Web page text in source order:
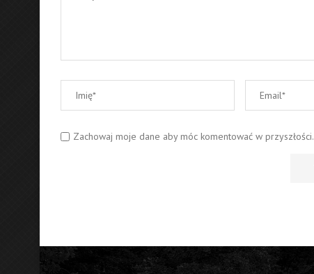
Zachowaj moje dane aby móc komentować w przyszłości.